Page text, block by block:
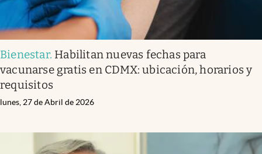
Bienestar. Habilitan nuevas fechas para
vacunarse gratis en CDMX: ubicación, horarios y
requisitos
lunes, 27 de Abril de 2026